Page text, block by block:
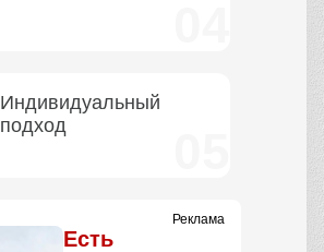
Индивидуальный
подход
Реклама
Есть